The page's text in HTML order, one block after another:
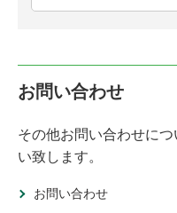
お問い合わせ
その他お問い合わせに
い致します。
お問い合わせ